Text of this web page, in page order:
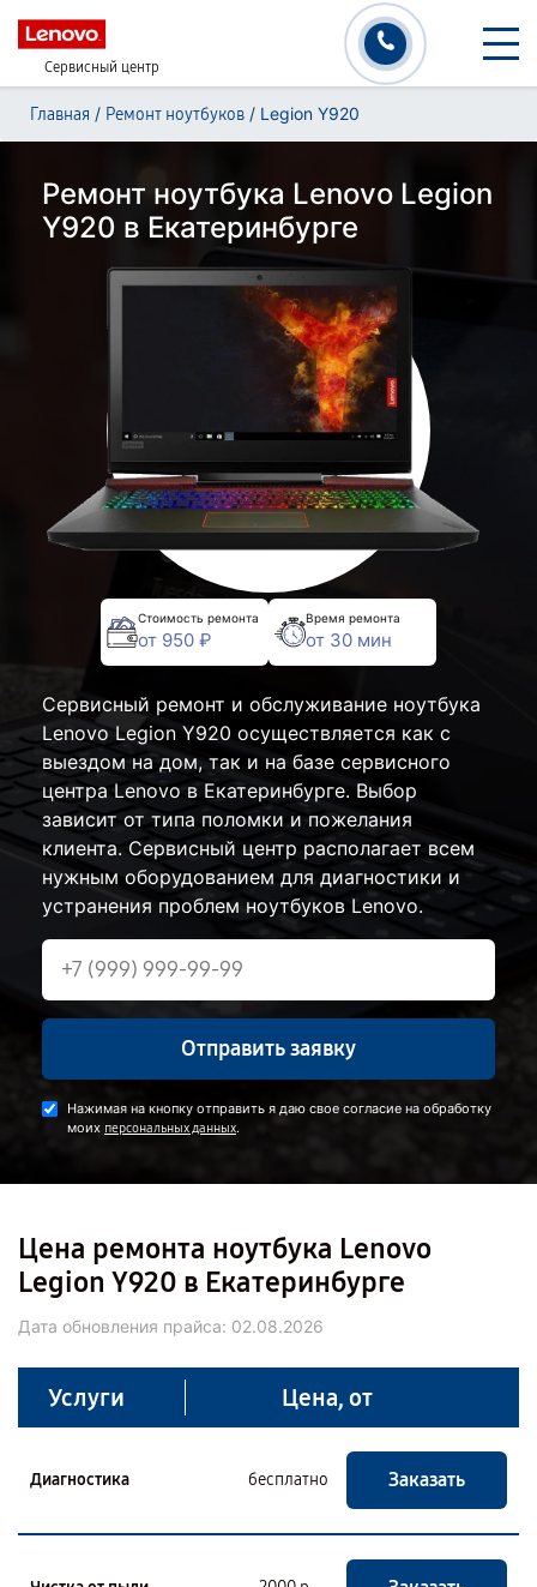
Сервисный центр
Главная / Ремонт ноутбуков / Legion Y920
Ремонт ноутбука Lenovo Legion
Y920 в Екатеринбурге
Стоимость ремонта
от 950 ₽
Время ремонта
от 30 мин
Сервисный ремонт и обслуживание ноутбука
Lenovo Legion Y920 осуществляется как с
выездом на дом, так и на базе сервисного
центра Lenovo в Екатеринбурге. Выбор
зависит от типа поломки и пожелания
клиента. Сервисный центр располагает всем
нужным оборудованием для диагностики и
устранения проблем ноутбуков Lenovo.
Отправить заявку
Нажимая на кнопку отправить я даю свое согласие на обработку
моих персональных данных.
Цена ремонта ноутбука Lenovo
Legion Y920 в Екатеринбурге
Дата обновления прайса: 02.08.2026
Услуги Цена, от
Диагностика бесплатно Заказать